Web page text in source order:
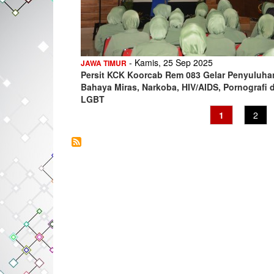
JAWA TIMUR - Kamis, 25 Sep 2025
Persit KCK Koorcab Rem 083 Gelar
Bahaya Miras, Narkoba, HIV/AIDS, Pornografi
LGBT
Current
page
1 Page
2